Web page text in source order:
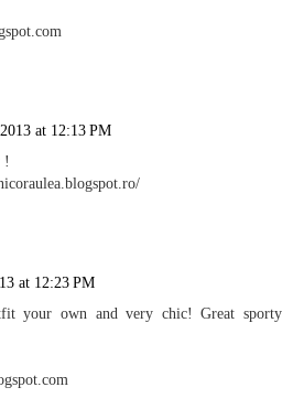
at 12:13 PM
!
at 12:23 PM
your own and very chic! Great sporty